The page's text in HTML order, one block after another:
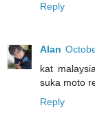
Reply
Alan
kat
suka moto
Reply